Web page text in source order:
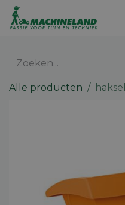
Overslaan naar inhoud
Alle producten